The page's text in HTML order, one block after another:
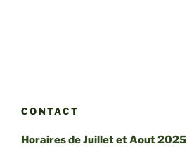
CONTACT
Horaires de Juillet et Aout 2025